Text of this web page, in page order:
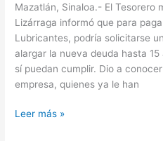
Mazatlán, Sinaloa.- El Tesorero
Lizárraga informó que para
Lubricantes, podría solicitarse
alargar la nueva deuda hasta
sí puedan cumplir. Dio a
empresa, quienes ya le han
CASO
NAFTA
Leer más »